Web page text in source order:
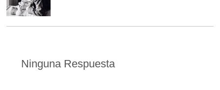
Ninguna Respuesta